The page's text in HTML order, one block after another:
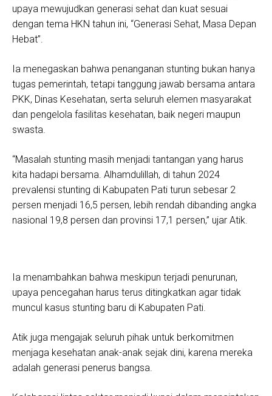
upaya mewujudkan generasi sehat dan kuat sesuai
dengan tema HKN tahun ini, “Generasi Sehat, Masa Depan
Hebat”.
Ia menegaskan bahwa penanganan stunting bukan hanya
tugas pemerintah, tetapi tanggung jawab bersama antara
PKK, Dinas Kesehatan, serta seluruh elemen masyarakat
dan pengelola fasilitas kesehatan, baik negeri maupun
swasta.
“Masalah stunting masih menjadi tantangan yang harus
kita hadapi bersama. Alhamdulillah, di tahun 2024
prevalensi stunting di Kabupaten Pati turun sebesar 2
persen menjadi 16,5 persen, lebih rendah dibanding angka
nasional 19,8 persen dan provinsi 17,1 persen,” ujar Atik.
Ia menambahkan bahwa meskipun terjadi penurunan,
upaya pencegahan harus terus ditingkatkan agar tidak
muncul kasus stunting baru di Kabupaten Pati.
Atik juga mengajak seluruh pihak untuk berkomitmen
menjaga kesehatan anak-anak sejak dini, karena mereka
adalah generasi penerus bangsa.